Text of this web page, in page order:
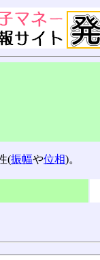
(振幅や位相)。